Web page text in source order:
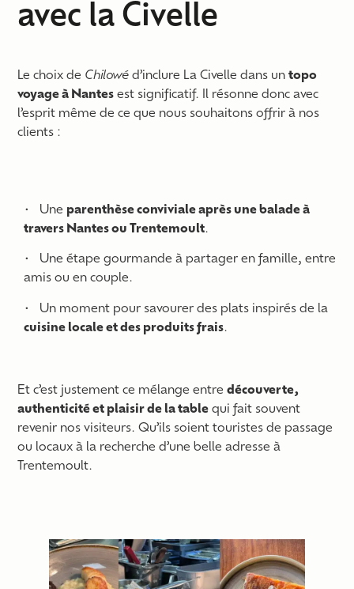
avec la Civelle
Le choix de Chilowé d’inclure La Civelle dans untopo
voyage à Nantes est significatif. Il résonne donc avec
l’esprit même de ce que nous souhaitons offrir à nos
clients :
Une parenthèse conviviale après une balade à
travers Nantes ou Trentemoult.
Une étape gourmande à partager en famille, entre
amis ou en couple.
Un moment pour savourer des plats inspirés de la
cuisine locale et des produits frais.
Et c’est justement ce mélange entredécouverte,
authenticité et plaisir de la table qui fait souvent
revenir nos visiteurs. Qu’ils soient touristes de passage
ou locaux à la recherche d’une belle adresse à
Trentemoult.